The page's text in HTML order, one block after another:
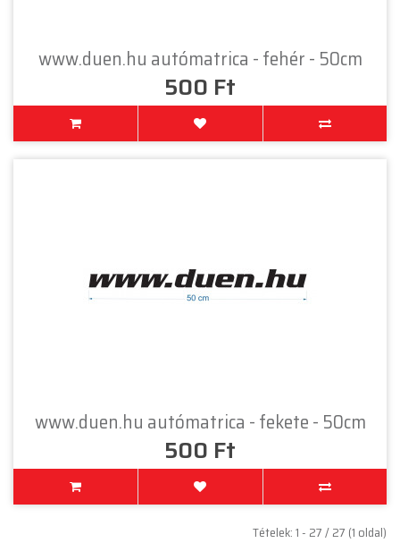
www.duen.hu autómatrica - fehér - 50cm
500 Ft
www.duen.hu autómatrica - fekete - 50cm
500 Ft
Tételek: 1 - 27 / 27 (1 oldal)